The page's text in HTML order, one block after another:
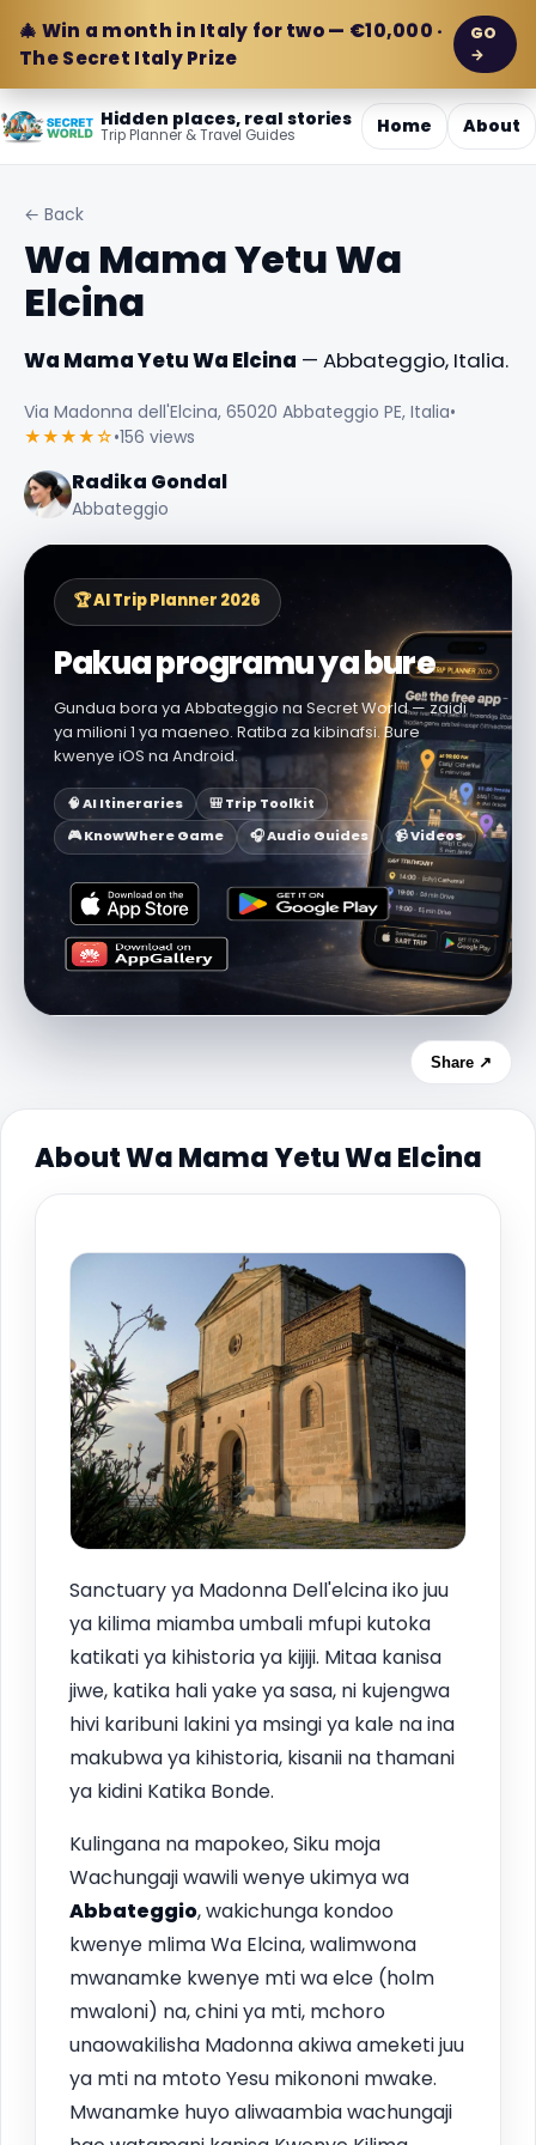
🎄 Win a month in Italy for two — €10,000 ·
The Secret Italy Prize
GO
→
Hidden places, real stories
Trip Planner & Travel Guides Home About
← Back
Wa Mama Yetu Wa
Elcina
Wa Mama Yetu Wa Elcina — Abbateggio, Italia.
Via Madonna dell'Elcina, 65020 Abbateggio PE, Italia•
★★★★☆•156 views
Radika Gondal
Abbateggio
🏆 AI Trip Planner 2026
Pakua programu ya bure
Gundua bora ya Abbateggio na Secret World — zaidi
ya milioni 1 ya maeneo. Ratiba za kibinafsi. Bure
kwenye iOS na Android.
🧠 AI Itineraries
🎒 Trip Toolkit
🎮 KnowWhere Game
🎧 Audio Guides 📹 Videos
Share ↗
About Wa Mama Yetu Wa Elcina
Sanctuary ya Madonna Dell'elcina iko juu
ya kilima miamba umbali mfupi kutoka
katikati ya kihistoria ya kijiji. Mitaa kanisa
jiwe, katika hali yake ya sasa, ni kujengwa
hivi karibuni lakini ya msingi ya kale na ina
makubwa ya kihistoria, kisanii na thamani
ya kidini Katika Bonde.
Kulingana na mapokeo, Siku moja
Wachungaji wawili wenye ukimya wa
Abbateggio, wakichunga kondoo
kwenye mlima Wa Elcina, walimwona
mwanamke kwenye mti wa elce (holm
mwaloni) na, chini ya mti, mchoro
unaowakilisha Madonna akiwa ameketi juu
ya mti na mtoto Yesu mikononi mwake.
Mwanamke huyo aliwaambia wachungaji